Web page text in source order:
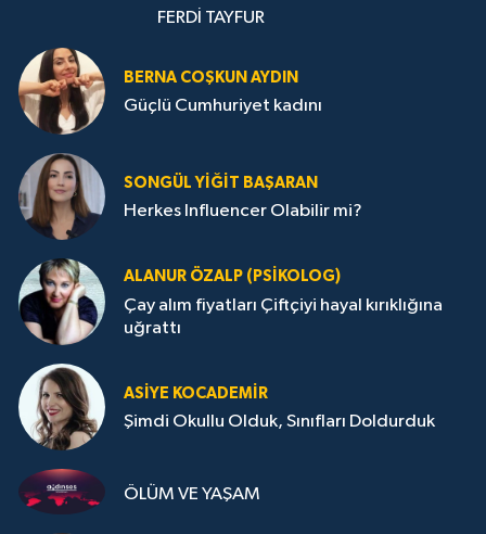
FERDİ TAYFUR
BERNA COŞKUN AYDIN
Güçlü Cumhuriyet kadını
SONGÜL YIĞIT BAŞARAN
Herkes Influencer Olabilir mi?
ALANUR ÖZALP (PSIKOLOG)
Çay alım fiyatları Çiftçiyi hayal kırıklığına
uğrattı
ASIYE KOCADEMİR
Şimdi Okullu Olduk, Sınıfları Doldurduk
ÖLÜM VE YAŞAM